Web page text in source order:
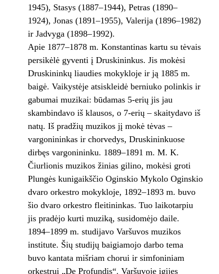
1945), Stasys (1887–1944), Petras (1890–
1924), Jonas (1891–1955), Valerija (1896–1982)
ir Jadvyga (1898–1992).
Apie 1877–1878 m. Konstantinas kartu su tėvais
persikėlė gyventi į Druskininkus. Jis mokėsi
Druskininkų liaudies mokykloje ir ją 1885 m.
baigė. Vaikystėje atsiskleidė berniuko polinkis ir
gabumai muzikai: būdamas 5-erių jis jau
skambindavo iš klausos, o 7-erių – skaitydavo iš
natų. Iš pradžių muzikos jį mokė tėvas –
vargonininkas ir chorvedys, Druskininkuose
dirbęs vargonininku. 1889–1891 m. M. K.
Čiurlionis muzikos žinias gilino, mokėsi groti
Plungės kunigaikščio Oginskio Mykolo Oginskio
dvaro orkestro mokykloje, 1892–1893 m. buvo
šio dvaro orkestro fleitininkas. Tuo laikotarpiu
jis pradėjo kurti muziką, susidomėjo daile.
1894–1899 m. studijavo Varšuvos muzikos
institute. Šių studijų baigiamojo darbo tema
buvo kantata mišriam chorui ir simfoniniam
orkestrui „De Profundis“. Varšuvoje įgijęs